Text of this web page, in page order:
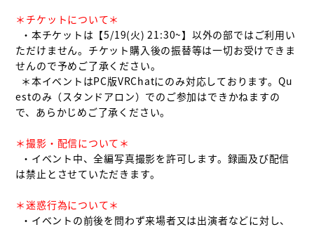
＊チケットについて＊
ただけません。チケット購入後の振替等は一切お受けできま
せんので予めご了承ください。
estのみ（スタンドアロン）でのご参加はできかねますの
で、あらかじめご了承ください。
＊撮影・配信について＊
は禁止とさせていただきます。
＊迷惑行為について＊